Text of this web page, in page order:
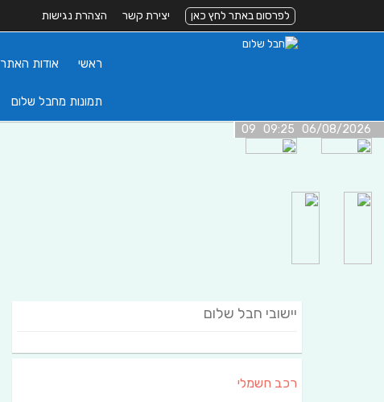
לפרסום באתר לחץ כאן יצירת קשר הצהרת נגישות
ראשי אודות האתר
תמונות מחבל שלום
06/08/2026 09:25 09
יישובי חבל שלום
רכב חשמלי